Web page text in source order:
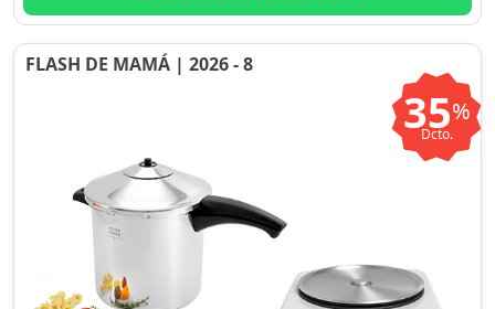
FLASH DE MAMÁ | 2026 - 8
35%
Dcto.